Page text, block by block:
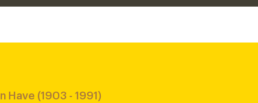
Have (1903 - 1991)